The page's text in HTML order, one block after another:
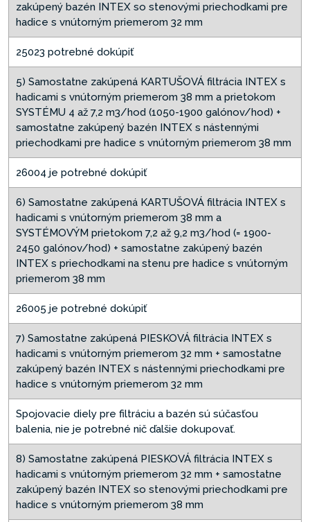
zakúpený bazén INTEX so stenovými priechodkami pre
hadice s vnútorným priemerom 32 mm
25023 potrebné dokúpiť
5) Samostatne zakúpená KARTUŠOVÁ filtrácia INTEX s
hadicami s vnútorným priemerom 38 mm a prietokom
SYSTÉMU 4 až 7,2 m3/hod (1050-1900 galónov/hod) +
samostatne zakúpený bazén INTEX s nástennými
priechodkami pre hadice s vnútorným priemerom 38 mm
26004 je potrebné dokúpiť
6) Samostatne zakúpená KARTUŠOVÁ filtrácia INTEX s
hadicami s vnútorným priemerom 38 mm a
SYSTÉMOVÝM prietokom 7,2 až 9,2 m3/hod (= 1900-
2450 galónov/hod) + samostatne zakúpený bazén
INTEX s priechodkami na stenu pre hadice s vnútorným
priemerom 38 mm
26005 je potrebné dokúpiť
7) Samostatne zakúpená PIESKOVÁ filtrácia INTEX s
hadicami s vnútorným priemerom 32 mm + samostatne
zakúpený bazén INTEX s nástennými priechodkami pre
hadice s vnútorným priemerom 32 mm
Spojovacie diely pre filtráciu a bazén sú súčasťou
balenia, nie je potrebné nič ďalšie dokupovať.
8) Samostatne zakúpená PIESKOVÁ filtrácia INTEX s
hadicami s vnútorným priemerom 32 mm + samostatne
zakúpený bazén INTEX so stenovými priechodkami pre
hadice s vnútorným priemerom 38 mm